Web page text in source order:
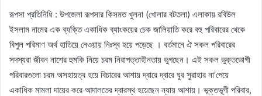
রূপসা প্রতিনিধি : উপজেলা রূপসার কিসমত খুলনা (খোলার বটতলা) এলাকায় রবিউল
ইসলাম নামের এক ব্যক্তি একাধিক ব্যাংকয়ের চেক জালিয়াতি করে বহু পরিবারের থেকে
বিপুল পরিমাণ অর্থ হাতিয়ে নেওয়ায় নিঃস্ব হয়ে পড়েছে । বর্তমানে ঐ সকল পরিবারের
সদস্যরা জীবন নাশের হুমকি নিয়ে চরম নিরাপত্তাহীনতায় ভুগছেন। এই সকল ভুক্তভোগী
পরিবারগুলো চরম অসহায়ত্ব হয়ে বিচারের আশায় দ্বারে দ্বারে ঘুর সুরাহার না’পেয়ে
একাধিক মামলা দায়ের করে আদালতের দ্বারস্থ হয়েছেন ন্যায় আশায়। ভূক্তভূগী পরিবার,